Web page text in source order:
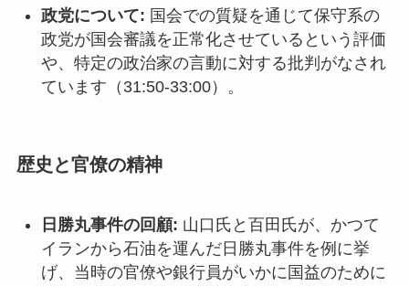
政党について: 国会での質疑を通じて保守系の
政党が国会審議を正常化させているという評価
や、特定の政治家の言動に対する批判がなされ
ています（31:50-33:00）。
歴史と官僚の精神
日勝丸事件の回顧: 山口氏と百田氏が、かつて
イランから石油を運んだ日勝丸事件を例に挙
げ、当時の官僚や銀行員がいかに国益のために